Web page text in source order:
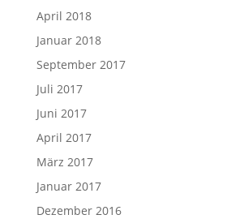
April 2018
Januar 2018
September 2017
Juli 2017
Juni 2017
April 2017
März 2017
Januar 2017
Dezember 2016